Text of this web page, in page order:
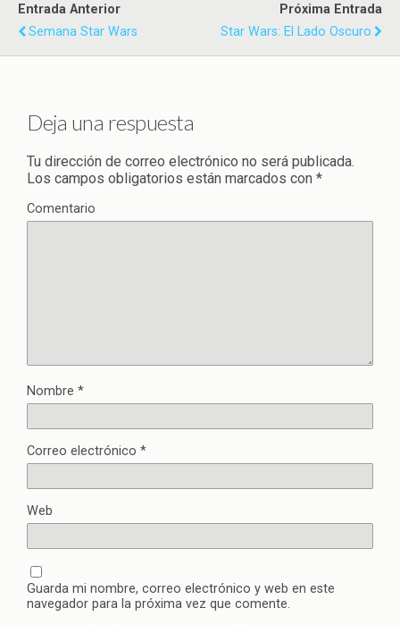
Entrada Anterior
Semana Star Wars
Próxima Entrada
Star Wars: El Lado Oscuro
Deja una respuesta
Tu dirección de correo electrónico no será publicada.
Los campos obligatorios están marcados con *
Comentario
Nombre *
Correo electrónico *
Web
Guarda mi nombre, correo electrónico y web en este
navegador para la próxima vez que comente.